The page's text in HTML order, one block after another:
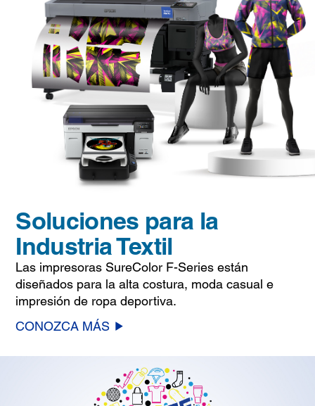
Soluciones para la
Industria Textil
Las impresoras SureColor F-Series están
diseñados para la alta costura, moda casual e
impresión de ropa deportiva.
CONOZCA MÁS